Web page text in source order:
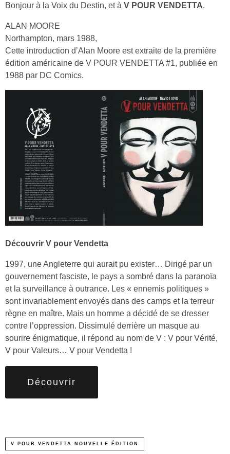
Bonjour à la Voix du Destin, et à V POUR VENDETTA.
ALAN MOORE
Northampton, mars 1988,
Cette introduction d’Alan Moore est extraite de la première
édition américaine de V POUR VENDETTA #1, publiée en
1988 par DC Comics.
Découvrir V pour Vendetta
1997, une Angleterre qui aurait pu exister… Dirigé par un
gouvernement fasciste, le pays a sombré dans la paranoïa
et la surveillance à outrance. Les « ennemis politiques »
sont invariablement envoyés dans des camps et la terreur
règne en maître. Mais un homme a décidé de se dresser
contre l’oppression. Dissimulé derrière un masque au
sourire énigmatique, il répond au nom de V : V pour Vérité,
V pour Valeurs… V pour Vendetta !
Découvrir
V POUR VENDETTA NOUVELLE ÉDITION